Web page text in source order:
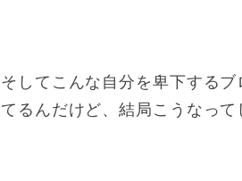
そしてこんな自分を卑下する
てるんだけど、結局こうなって